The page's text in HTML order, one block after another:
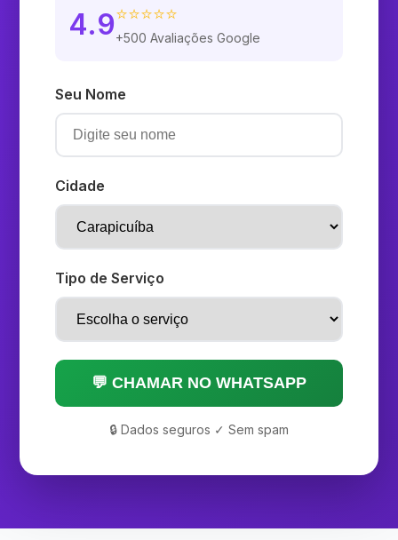
4.9⭐⭐⭐⭐⭐
+500 Avaliações Google
Seu Nome
Cidade
Tipo de Serviço
💬 CHAMAR NO WHATSAPP
🔒 Dados seguros ✓ Sem spam